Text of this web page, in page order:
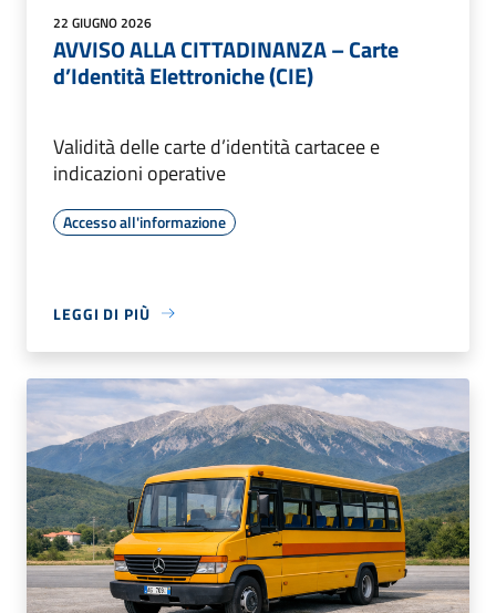
22 GIUGNO 2026
AVVISO ALLA CITTADINANZA – Carte
d’Identità Elettroniche (CIE)
Validità delle carte d’identità cartacee e
indicazioni operative
Accesso all'informazione
LEGGI DI PIÙ